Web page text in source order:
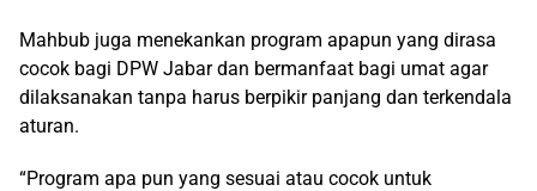
Mahbub juga menekankan program apapun yang dirasa
cocok bagi DPW Jabar dan bermanfaat bagi umat agar
dilaksanakan tanpa harus berpikir panjang dan terkendala
aturan.
“Program apa pun yang sesuai atau cocok untuk